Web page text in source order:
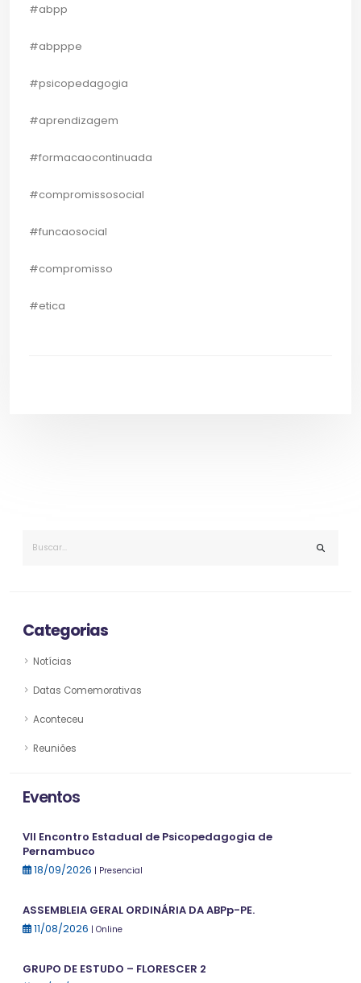
#abpp
#abpppe
#psicopedagogia
#aprendizagem
#formacaocontinuada
#compromissosocial
#funcaosocial
#compromisso
#etica
Categorias
Notícias
Datas Comemorativas
Aconteceu
Reuniões
Eventos
VII Encontro Estadual de Psicopedagogia de
Pernambuco
18/09/2026 | Presencial
ASSEMBLEIA GERAL ORDINÁRIA DA ABPp-PE.
11/08/2026 | Online
GRUPO DE ESTUDO – FLORESCER 2